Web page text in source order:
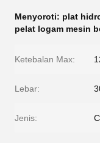
Menyoroti: plat
pelat logam mesin
Ketebalan Max:
Lebar:
Jenis: